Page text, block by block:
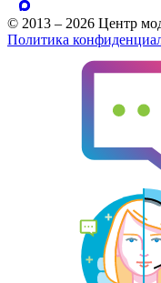
© 2013 – 2026 Центр
Политика